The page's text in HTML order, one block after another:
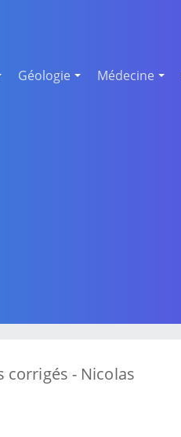
Géologie Médecine
corrigés - Nicolas